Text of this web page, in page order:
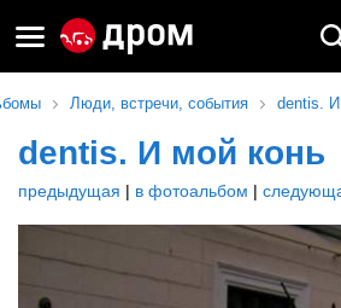
Люди, встречи, события dentis.
dentis. И мой конь
предыдущая | в фотоальбом |